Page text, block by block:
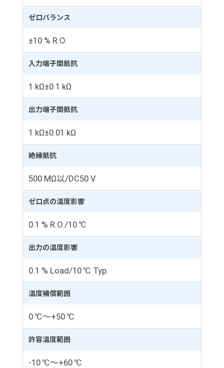
ゼロバランス
±10 % R.O.
入力端子間抵抗
1 kΩ±0.1 kΩ
出力端子間抵抗
1 kΩ±0.01 kΩ
絶縁抵抗
500 MΩ以/DC50 V
ゼロ点の温度影響
0.1 % R.O./10 ℃
出力の温度影響
0.1 % Load/10 ℃ Typ.
温度補償範囲
0 ℃～+50 ℃
許容温度範囲
-10 ℃～+60 ℃